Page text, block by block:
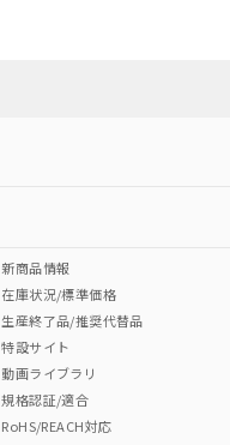
ダ
Cr(VI)
新商品情報
在庫状況/標準価格
生産終了品/推奨代替品
特設サイト
動画ライブラリ
規格認証/適合
RoHS/REACH対応